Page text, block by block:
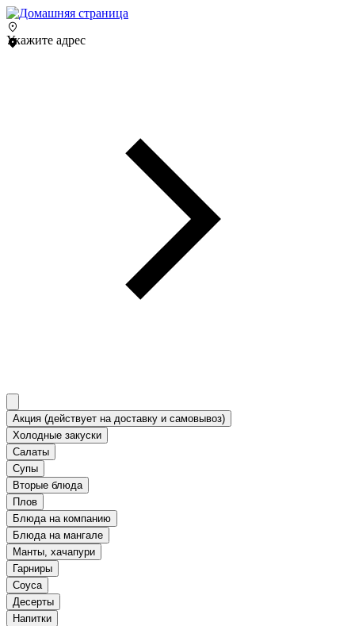
Укажите адрес
Акция (действует на доставку и самовывоз)
Холодные закуски
Салаты
Супы
Вторые блюда
Плов
Блюда на компанию
Блюда на мангале
Манты, хачапури
Гарниры
Соуса
Десерты
Напитки